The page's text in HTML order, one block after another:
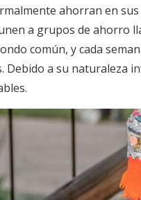
ahorran en
a grupos de ahorro
común, y cada
Debido a su naturaleza